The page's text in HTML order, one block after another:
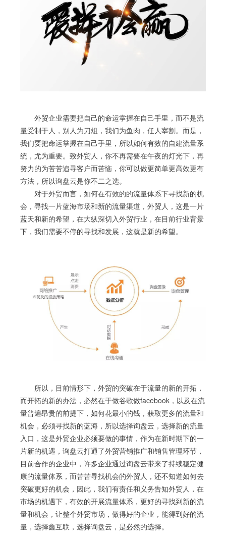
外贸企业需要把自己的命运掌握在自己手里，而不是流
量受制于人，别人为刀俎，我们为鱼肉，任人宰割。而是，
我们要把命运掌握在自己手里，所以如何有效的自建流量系
统，尤为重要。致外贸人，你不再需要在午夜的灯光下，再
努力的为苦苦追寻客户而苦恼，你可以做更简单更高效更有
方法，所以询盘云是你不二之选。
对于外贸而言，如何在有效的的流量体系下寻找新的机
会，寻找一片蓝海市场和新的流量渠道，外贸人，这是一片
蓝天和新的希望，在大纵深切入外贸行业，在目前行业背景
下，我们需要不停的寻找和发展，这就是新的希望。
所以，目前情形下，外贸的突破在于流量的新的开拓，
而开拓的新的办法，必然在于做谷歌做facebook，以及在流
量普遍昂贵的前提下，如何花最小的钱，获取更多的流量和
机会，必须寻找新的蓝海，所以选择询盘云，选择新的流量
入口，这是外贸企业必须要做的事情，作为在新时期下的一
片新的机遇，询盘云打通了外贸营销推广和销售管理环节，
目前合作的企业中，许多企业通过询盘云带来了持续稳定健
康的流量体系，而苦苦寻找机会的外贸人，还不知道如何去
突破更好的机会，因此，我们有责任和义务告知外贸人，在
市场的机遇下，有效的开展流量体系，更好的寻找到新的流
量和机会，让整个外贸市场，做得好的企业，能得到好的流
量，选择鑫互联，选择询盘云，是必然的选择。